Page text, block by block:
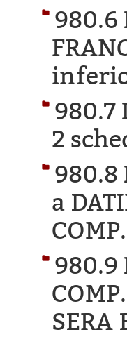
980.6
980.7
2
980.8
a
980.9
SERA